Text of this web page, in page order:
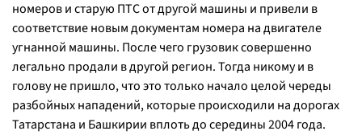
номеров и старую ПТС от другой машины и привели в
соответствие новым документам номера на двигателе
угнанной машины. После чего грузовик совершенно
легально продали в другой регион. Тогда никому и в
голову не пришло, что это только начало целой череды
разбойных нападений, которые происходили на дорогах
Татарстана и Башкирии вплоть до середины 2004 года.